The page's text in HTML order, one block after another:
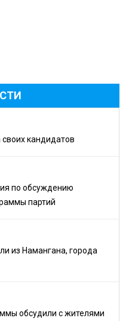
кандидатов
по обсуждению
партий
из Намангана, города
обсудили с жителями